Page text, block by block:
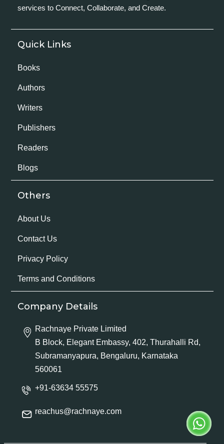
services to Connect, Collaborate, and Create.
Quick Links
Books
Authors
Writers
Publishers
Readers
Blogs
Others
About Us
Contact Us
Privacy Policy
Terms and Conditions
Company Details
Rachnaye Private Limited
B Block, Elegant Embassy, 402, Thurahalli Rd,
Subramanyapura, Bengaluru, Karnataka
560061
+91-63634 55575
reachus@rachnaye.com